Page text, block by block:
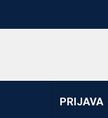
PRIJAVA